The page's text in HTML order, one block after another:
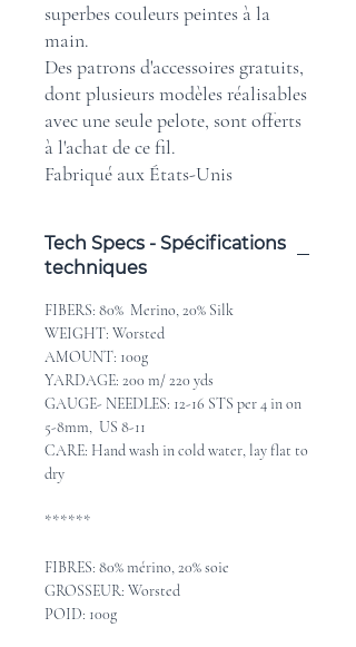
superbes couleurs peintes à la
main.
Des patrons d'accessoires gratuits,
dont plusieurs modèles réalisables
avec une seule pelote, sont offerts
à l'achat de ce fil.
Fabriqué aux États-Unis
Tech Specs - Spécifications
techniques
FIBERS: 80% Merino, 20% Silk
WEIGHT: Worsted
AMOUNT: 100g
YARDAGE: 200 m/ 220 yds
GAUGE- NEEDLES: 12-16 STS per 4 in on
5-8mm, US 8-11
CARE: Hand wash in cold water, lay flat to
dry
******
FIBRES: 80% mérino, 20% soie
GROSSEUR: Worsted
POID: 100g